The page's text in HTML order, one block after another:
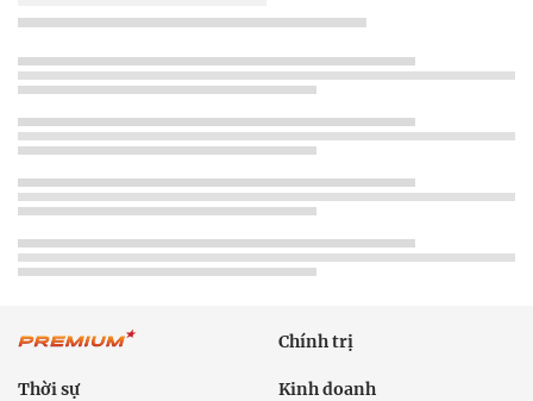
Chính trị
Thời sự Kinh doanh